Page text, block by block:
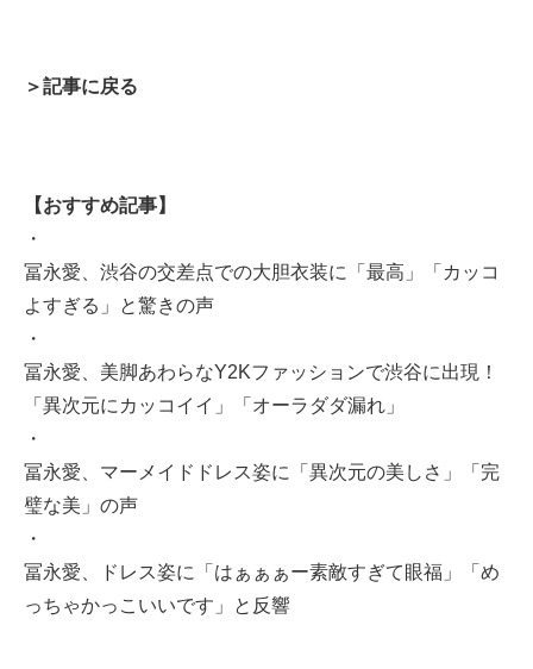
＞記事に戻る
【おすすめ記事】
・
冨永愛、渋谷の交差点での大胆衣装に「最高」「カッコ
よすぎる」と驚きの声
・
冨永愛、美脚あわらなY2Kファッションで渋谷に出現！
「異次元にカッコイイ」「オーラダダ漏れ」
・
冨永愛、マーメイドドレス姿に「異次元の美しさ」「完
璧な美」の声
・
冨永愛、ドレス姿に「はぁぁぁー素敵すぎて眼福」「め
っちゃかっこいいです」と反響